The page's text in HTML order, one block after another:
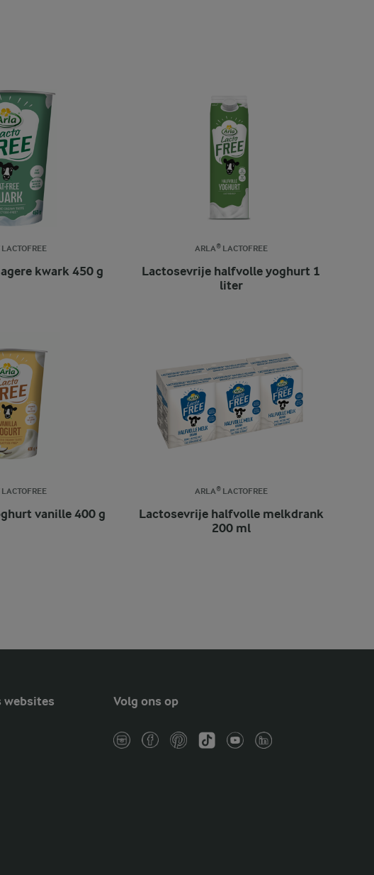
kwark 450 g
ARLA® LACTOFREE
Lactosevrije halfvolle yoghurt 1
liter
vanille 400 g
ARLA® LACTOFREE
Lactosevrije halfvolle melkdrank
200 ml
websites Volg ons op